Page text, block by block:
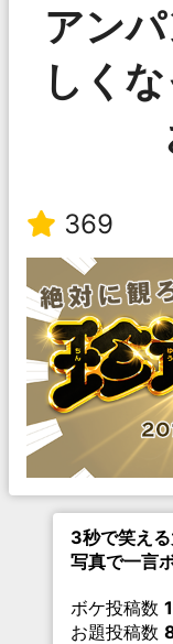
アン
しく
369
3秒で笑え
写真で一言
ボケ投稿数
お題投稿数